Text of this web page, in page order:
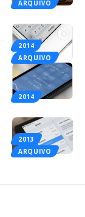
ARQUIVO
2014
ARQUIVO
2014
2013
ARQUIVO